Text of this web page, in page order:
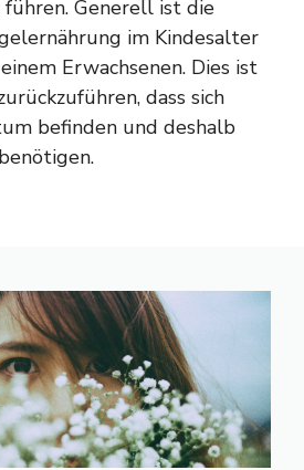
Generell ist die
im Kindesalter
Erwachsenen. Dies ist
dass sich
befinden und deshalb